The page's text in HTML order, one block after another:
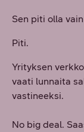
Sen piti olla
Piti.
Yrityksen
vaati lunnaita
vastineeksi.
No big deal.